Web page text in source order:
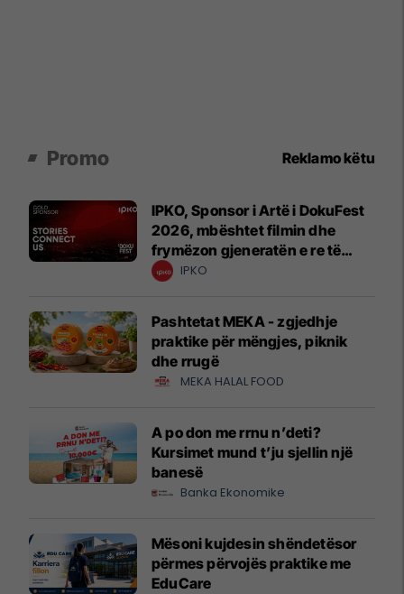
Promo Reklamo këtu
IPKO, Sponsor i Artë i DokuFest
2026, mbështet filmin dhe
frymëzon gjeneratën e re të
krijuesve
IPKO
Pashtetat MEKA - zgjedhje
praktike për mëngjes, piknik
dhe rrugë
MEKA HALAL FOOD
A po don me rrnu n’deti?
Kursimet mund t’ju sjellin një
banesë
Banka Ekonomike
Mësoni kujdesin shëndetësor
përmes përvojës praktike me
EduCare